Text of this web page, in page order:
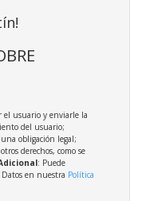
el usuario y enviarle la
del usuario;
obligación legal;
derechos, como se
: Puede
en nuestra Política